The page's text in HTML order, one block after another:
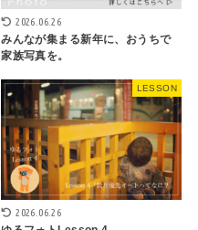
2026.06.26
みんなが集まる新年に、おうちで
家族写真を。
LESSON
2026.06.26